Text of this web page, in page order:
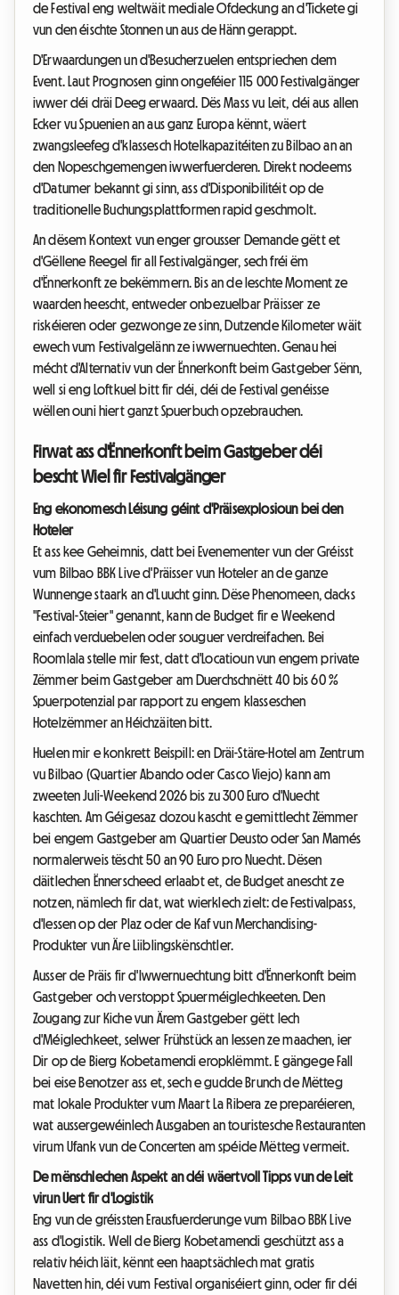
de Festival eng weltwäit mediale Ofdeckung an d'Tickete gi
vun den éischte Stonnen un aus de Hänn gerappt.
D'Erwaardungen un d'Besucherzuelen entspriechen dem
Event. Laut Prognosen ginn ongeféier 115 000 Festivalgänger
iwwer déi dräi Deeg erwaard. Dës Mass vu Leit, déi aus allen
Ecker vu Spuenien an aus ganz Europa kënnt, wäert
zwangsleefeg d'klassesch Hotelkapazitéiten zu Bilbao an an
den Nopeschgemengen iwwerfuerderen. Direkt nodeems
d'Datumer bekannt gi sinn, ass d'Disponibilitéit op de
traditionelle Buchungsplattformen rapid geschmolt.
An dësem Kontext vun enger grousser Demande gëtt et
d'Gëllene Reegel fir all Festivalgänger, sech fréi ëm
d'Ënnerkonft ze bekëmmern. Bis an de leschte Moment ze
waarden heescht, entweder onbezuelbar Präisser ze
riskéieren oder gezwonge ze sinn, Dutzende Kilometer wäit
ewech vum Festivalgelänn ze iwwernuechten. Genau hei
mécht d'Alternativ vun der Ënnerkonft beim Gastgeber Sënn,
well si eng Loftkuel bitt fir déi, déi de Festival genéisse
wëllen ouni hiert ganzt Spuerbuch opzebrauchen.
Firwat ass d'Ënnerkonft beim Gastgeber déi
bescht Wiel fir Festivalgänger
Eng ekonomesch Léisung géint d'Präisexplosioun bei den
Hoteler
Et ass kee Geheimnis, datt bei Evenementer vun der Gréisst
vum Bilbao BBK Live d'Präisser vun Hoteler an de ganze
Wunnenge staark an d'Luucht ginn. Dëse Phenomeen, dacks
"Festival-Steier" genannt, kann de Budget fir e Weekend
einfach verduebelen oder souguer verdreifachen. Bei
Roomlala stelle mir fest, datt d'Locatioun vun engem private
Zëmmer beim Gastgeber am Duerchschnëtt 40 bis 60 %
Spuerpotenzial par rapport zu engem klasseschen
Hotelzëmmer an Héichzäiten bitt.
Huelen mir e konkrett Beispill: en Dräi-Stäre-Hotel am Zentrum
vu Bilbao (Quartier Abando oder Casco Viejo) kann am
zweeten Juli-Weekend 2026 bis zu 300 Euro d'Nuecht
kaschten. Am Géigesaz dozou kascht e gemittlecht Zëmmer
bei engem Gastgeber am Quartier Deusto oder San Mamés
normalerweis tëscht 50 an 90 Euro pro Nuecht. Dësen
däitlechen Ënnerscheed erlaabt et, de Budget anescht ze
notzen, nämlech fir dat, wat wierklech zielt: de Festivalpass,
d'Iessen op der Plaz oder de Kaf vun Merchandising-
Produkter vun Äre Liiblingskënschtler.
Ausser de Präis fir d'Iwwernuechtung bitt d'Ënnerkonft beim
Gastgeber och verstoppt Spuerméiglechkeeten. Den
Zougang zur Kiche vun Ärem Gastgeber gëtt Iech
d'Méiglechkeet, selwer Frühstück an Iessen ze maachen, ier
Dir op de Bierg Kobetamendi eropklëmmt. E gängege Fall
bei eise Benotzer ass et, sech e gudde Brunch de Mëtteg
mat lokale Produkter vum Maart La Ribera ze preparéieren,
wat aussergewéinlech Ausgaben an touristesche Restauranten
virum Ufank vun de Concerten am spéide Mëtteg vermeit.
De mënschlechen Aspekt an déi wäertvoll Tipps vun de Leit
virun Uert fir d'Logistik
Eng vun de gréissten Erausfuerderunge vum Bilbao BBK Live
ass d'Logistik. Well de Bierg Kobetamendi geschützt ass a
relativ héich läit, kënnt een haaptsächlech mat gratis
Navetten hin, déi vum Festival organiséiert ginn, oder fir déi